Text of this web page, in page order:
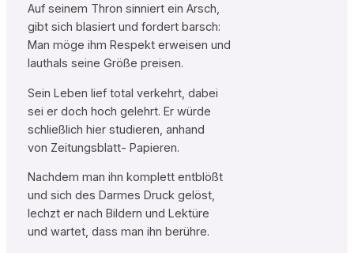
Auf seinem Thron sinniert ein Arsch,
gibt sich blasiert und fordert barsch:
Man möge ihm Respekt erweisen und
lauthals seine Größe preisen.
Sein Leben lief total verkehrt, dabei
sei er doch hoch gelehrt. Er würde
schließlich hier studieren, anhand
von Zeitungsblatt- Papieren.
Nachdem man ihn komplett entblößt
und sich des Darmes Druck gelöst,
lechzt er nach Bildern und Lektüre
und wartet, dass man ihn berühre.